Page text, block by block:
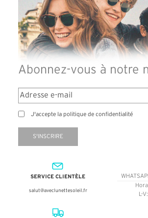
Abonnez-vous à notre
J'accepte la politique de confidentialité
S'INSCRIRE
SERVICE CLIENTÈLE
salut@aveclunettesoleil.fr
L-